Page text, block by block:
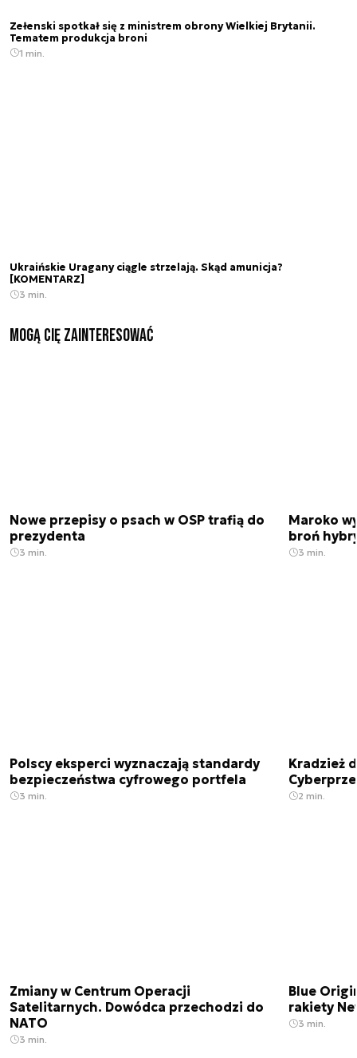
Zełenski spotkał się z ministrem obrony Wielkiej Brytanii.
Tematem produkcja broni
1 min.
Ukraińskie Uragany ciągle strzelają. Skąd amunicja?
[KOMENTARZ]
3 min.
Mogą Cię zainteresować
Nowe przepisy o psach w OSP trafią do
prezydenta
3 min.
Maroko
broń
3 min.
Polscy eksperci wyznaczają standardy
bezpieczeństwa cyfrowego portfela
3 min.
Kradzież
2 min.
Zmiany w Centrum Operacji
Satelitarnych. Dowódca przechodzi do
NATO
3 min.
Blue
rakiety
3 min.